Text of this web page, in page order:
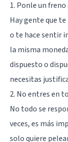
1. Ponle un
Hay gente que
o te hace sentir
la misma
dispuesto o
necesitas
2. No entres en
No todo se
veces, es más
solo quiere